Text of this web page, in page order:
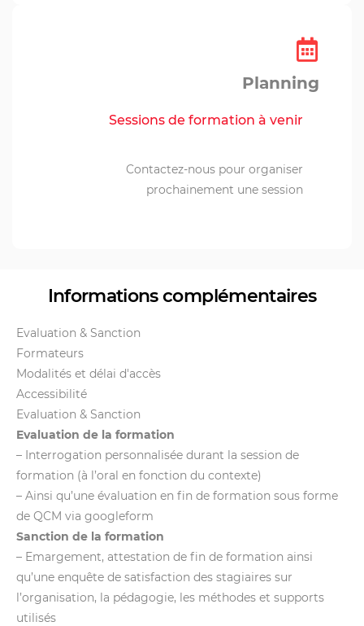
Planning
Sessions de formation à venir
Contactez-nous pour organiser
prochainement une session
Informations complémentaires
Evaluation & Sanction
Formateurs
Modalités et délai d'accès
Accessibilité
Evaluation & Sanction
Evaluation de la formation
– Interrogation personnalisée durant la session de
formation (à l’oral en fonction du contexte)
– Ainsi qu’une évaluation en fin de formation sous forme
de QCM via googleform
Sanction de la formation
– Emargement, attestation de fin de formation ainsi
qu’une enquête de satisfaction des stagiaires sur
l’organisation, la pédagogie, les méthodes et supports
utilisés